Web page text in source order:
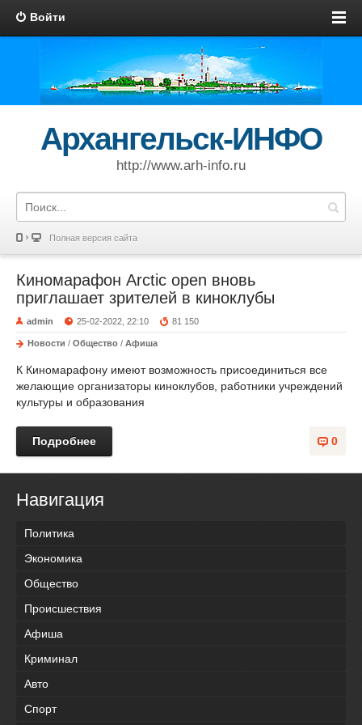
Войти
Архангельск-ИНФО
http://www.arh-info.ru
Полная версия сайта
Киномарафон Arctic open вновь
приглашает зрителей в киноклубы
admin 25-02-2022, 22:10 81 150
Новости / Общество / Афиша
К Киномарафону имеют возможность присоединиться все
желающие организаторы киноклубов, работники учреждений
культуры и образования
0
Подробнее
Навигация
Политика
Экономика
Общество
Происшествия
Афиша
Криминал
Авто
Спорт